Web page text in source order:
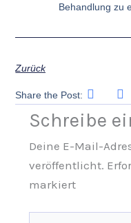
Behandlung zu
Zurück
Share the Post:
Schreibe
Deine E-Mail-
veröffentlicht.
markiert